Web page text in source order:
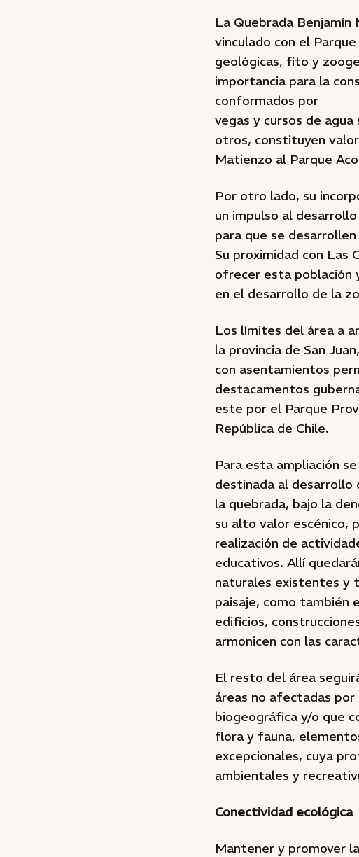
La Quebrada
vinculado con el
geológicas, fito y
importancia para la
conformados por
vegas y cursos de
otros, constituyen
Matienzo al Parque
Por otro lado, su
un impulso al
para que se
Su proximidad con Las
ofrecer esta población
en el desarrollo de la
Los límites del área a
la provincia de San
con asentamientos
destacamentos
este por el Parque
República de Chile.
Para esta ampliación
destinada al
la quebrada, bajo la
su alto valor escénico,
realización de
educativos. Allí
naturales existentes y
paisaje, como también
edificios,
armonicen con las
El resto del área
áreas no afectadas
biogeográfica y/o que
flora y fauna,
excepcionales, cuya
ambientales y
Conectividad ecológica
Mantener y promover